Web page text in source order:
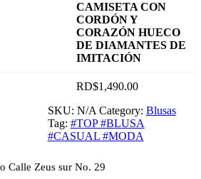
CAMISETA CON
CORDÓN Y
CORAZÓN HUECO
DE DIAMANTES DE
IMITACIÓN
RD$1,490.00
SKU: N/A Category: Blusas
Tag: #TOP #BLUSA
#CASUAL #MODA
Calle Zeus sur No. 29